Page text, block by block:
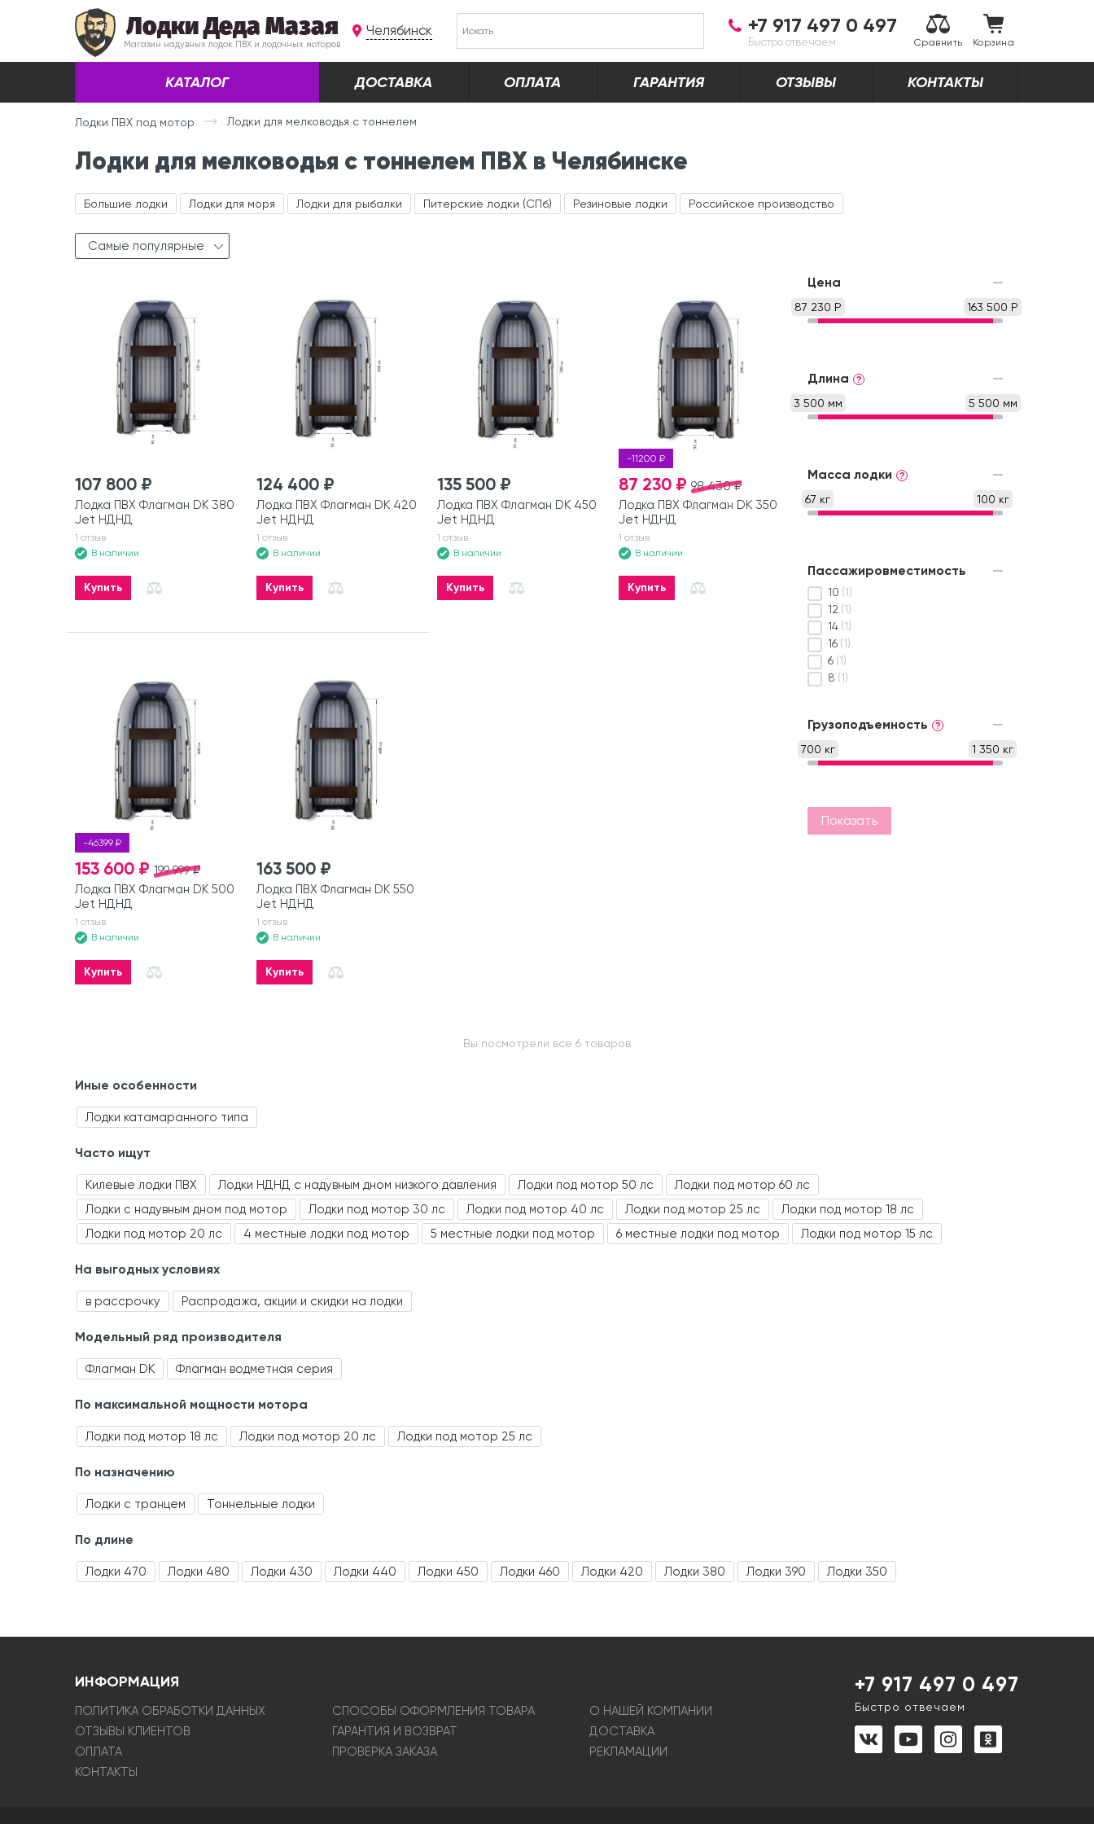
Лодки Деда Мазая
Магазин надувных лодок ПВХ и лодочных моторов
Челябинск +7 917 497 0 497
Быстро отвечаем Сравнить Корзина
КАТАЛОГ ДОСТАВКА ОПЛАТА ГАРАНТИЯ ОТЗЫВЫ КОНТАКТЫ
Лодки ПВХ под мотор Лодки для мелководья с тоннелем
Лодки для мелководья с тоннелем ПВХ в Челябинске
Большие лодки Лодки для моря Лодки для рыбалки Питерские лодки (СПб) Резиновые лодки Российское производство
Самые популярные
107 800 ₽
Лодка ПВХ Флагман DK 380
Jet НДНД
1 отзыв
В наличии
Купить
124 400 ₽
Лодка ПВХ Флагман DK 420
Jet НДНД
1 отзыв
В наличии
Купить
135 500 ₽
Лодка ПВХ Флагман DK 450
Jet НДНД
1 отзыв
В наличии
Купить
-11200 ₽
98 430 ₽
87 230 ₽
Лодка ПВХ Флагман DK 350
Jet НДНД
1 отзыв
В наличии
Купить
-46399 ₽
199 999 ₽
153 600 ₽
Лодка ПВХ Флагман DK 500
Jet НДНД
1 отзыв
В наличии
Купить
163 500 ₽
Лодка ПВХ Флагман DK 550
Jet НДНД
1 отзыв
В наличии
Купить
Цена
87 230 Р 163 500 Р
Длина ?
3 500 мм 5 500 мм
Масса лодки ?
67 кг 100 кг
Пассажировместимость
10 (1)
12 (1)
14 (1)
16 (1)
6 (1)
8 (1)
Грузоподъемность ?
700 кг 1 350 кг
Показать
Вы посмотрели все 6 товаров
Иные особенности
Лодки катамаранного типа
Часто ищут
Килевые лодки ПВХ Лодки НДНД с надувным дном низкого давления Лодки под мотор 50 лс
Лодки под мотор 60 лс
Лодки с надувным дном под мотор
Лодки под мотор 30 лс Лодки под мотор 40 лс Лодки под мотор 25 лс
Лодки под мотор 18 лс
Лодки под мотор 20 лс
4 местные лодки под мотор 5 местные лодки под мотор 6 местные лодки под мотор Лодки под мотор 15 лс
На выгодных условиях
в рассрочку Распродажа, акции и скидки на лодки
Модельный ряд производителя
Флагман DK Флагман водметная серия
По максимальной мощности мотора
Лодки под мотор 18 лс Лодки под мотор 20 лс Лодки под мотор 25 лс
По назначению
Лодки с транцем Тоннельные лодки
По длине
Лодки 470 Лодки 480 Лодки 430 Лодки 440 Лодки 450 Лодки 460 Лодки 420 Лодки 380 Лодки 390 Лодки 350
ИНФОРМАЦИЯ
ПОЛИТИКА ОБРАБОТКИ ДАННЫХ СПОСОБЫ ОФОРМЛЕНИЯ ТОВАРА
О НАШЕЙ КОМПАНИИ
ОТЗЫВЫ КЛИЕНТОВ
ГАРАНТИЯ И ВОЗВРАТ
ДОСТАВКА
ОПЛАТА
ПРОВЕРКА ЗАКАЗА
РЕКЛАМАЦИИ
КОНТАКТЫ
+7 917 497 0 497
Быстро отвечаем